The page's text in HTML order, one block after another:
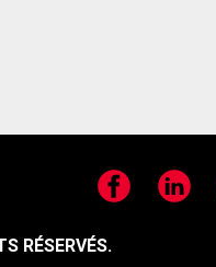
FacebookLinkedIn
RÉSERVÉS.